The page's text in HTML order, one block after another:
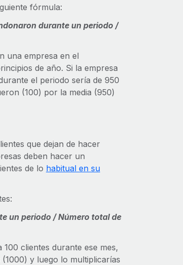
fórmula:
durante un periodo /
una empresa en el
de año. Si la empresa
el periodo sería de 950
(100) por la media (950)
que dejan de hacer
deben hacer un
de lo habitual en su
un periodo / Número total de
clientes durante ese mes,
y luego lo multiplicarías